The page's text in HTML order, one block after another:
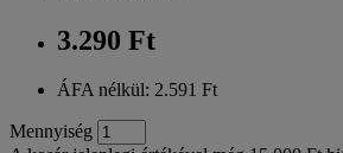
3.290 Ft
ÁFA nélkül: 2.591 Ft
Mennyiség